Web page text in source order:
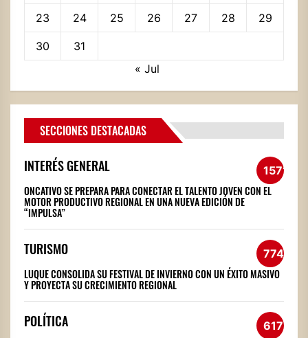
23 24 25 26 27 28 29
30
31
« Jul
SECCIONES DESTACADAS
INTERÉS GENERAL 1571
ONCATIVO SE PREPARA PARA CONECTAR EL TALENTO JOVEN CON EL
MOTOR PRODUCTIVO REGIONAL EN UNA NUEVA EDICIÓN DE
“IMPULSA”
TURISMO 774
LUQUE CONSOLIDA SU FESTIVAL DE INVIERNO CON UN ÉXITO MASIVO
Y PROYECTA SU CRECIMIENTO REGIONAL
POLÍTICA 617